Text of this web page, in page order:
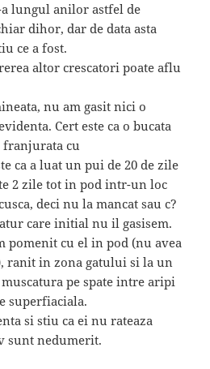
a lungul anilor astfel de
dihor, dar de data asta
ce a fost.
altor crescatori poate aflu
nu am gasit nici o
Cert este ca o bucata
franjurata cu
ca a luat un pui de 20 de zile
2 zile tot in pod intr-un loc
deci nu la mancat sau c?
care initial nu il gasisem.
pomenit cu el in pod (nu avea
ranit in zona gatului si la un
pe spate intre aripi
superfiaciala.
si stiu ca ei nu rateaza
sunt nedumerit.